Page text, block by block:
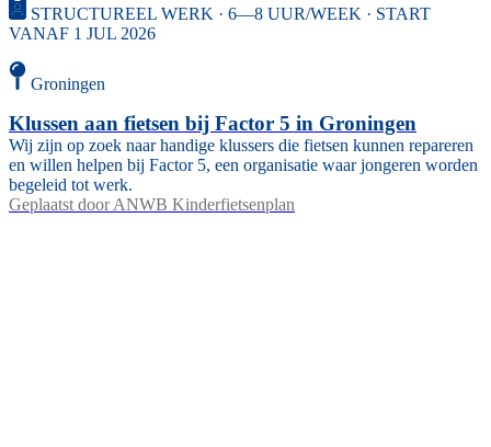
STRUCTUREEL WERK · 6—8 UUR/WEEK · START
VANAF 1 JUL 2026
Groningen
Klussen aan fietsen bij Factor 5 in Groningen
Wij zijn op zoek naar handige klussers die fietsen kunnen repareren
en willen helpen bij Factor 5, een organisatie waar jongeren worden
begeleid tot werk.
Geplaatst door ANWB Kinderfietsenplan